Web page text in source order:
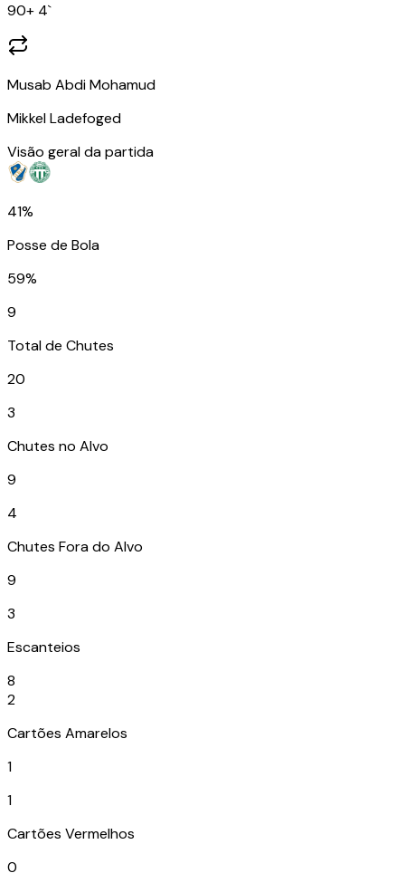
90+ 4`
Musab Abdi Mohamud
Mikkel Ladefoged
Visão geral da partida
41%
Posse de Bola
59%
9
Total de Chutes
20
3
Chutes no Alvo
9
4
Chutes Fora do Alvo
9
3
Escanteios
8
2
Cartões Amarelos
1
1
Cartões Vermelhos
0